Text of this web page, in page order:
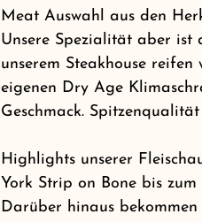
Meat Auswahl aus den
Unsere Spezialität aber ist
unserem Steakhouse
eigenen Dry Age
Geschmack.
Highlights unserer
York Strip on Bone bis
Darüber hinaus